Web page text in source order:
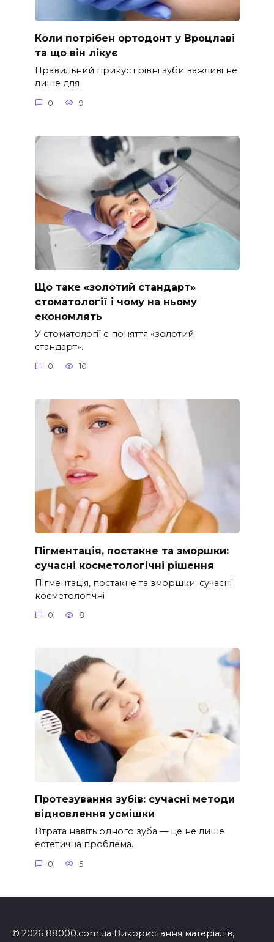
Коли потрібен ортодонт у Вроцлаві
та що він лікує
Правильний прикус і рівні зуби важливі не
лише для
0 9
Що таке «золотий стандарт»
стоматології і чому на ньому
економлять
У стоматології є поняття «золотий
стандарт».
0 10
Пігментація, постакне та зморшки:
сучасні косметологічні рішення
Пігментація, постакне та зморшки: сучасні
косметологічні
0 8
Протезування зубів: сучасні методи
відновлення усмішки
Втрата навіть одного зуба — це не лише
естетична проблема.
0 5
© 2026 88000.com.ua Використання матеріалів,